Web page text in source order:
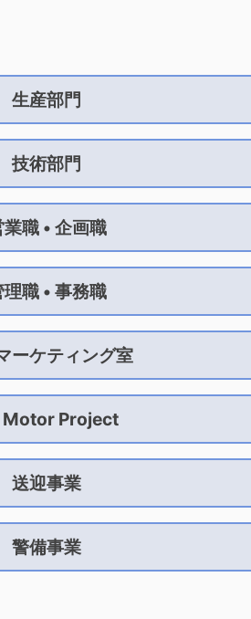
生産部門
技術部門
業職 • 企画職
理職 • 事務職
ーケティング室
Project
送迎事業
警備事業